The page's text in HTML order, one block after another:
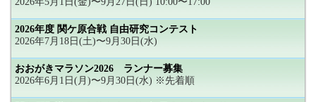
2026年度 関ケ原合戦 自由研究コンテスト
2026年7月18日(土)〜9月30日(水)
おおがきマラソン2026 ランナー募集
2026年6月1日(月)〜9月30日(水) ※先着順